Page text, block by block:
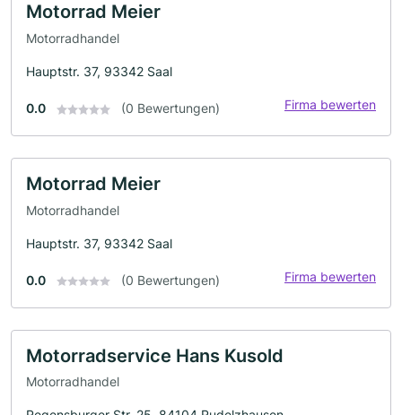
Motorrad Meier
Motorradhandel
Hauptstr. 37, 93342 Saal
0.0 (0 Bewertungen) Firma bewerten
Motorrad Meier
Motorradhandel
Hauptstr. 37, 93342 Saal
0.0 (0 Bewertungen) Firma bewerten
Motorradservice Hans Kusold
Motorradhandel